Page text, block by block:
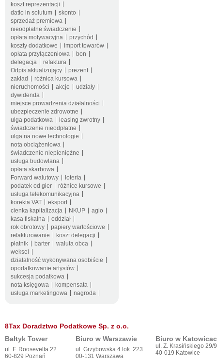
koszt reprezentacji
datio in solutum
skonto
sprzedaż premiowa
nieodpłatne świadczenie
opłata motywacyjna
przychód
koszty dodatkowe
import towarów
opłata przyłączeniowa
bon
delegacja
refaktura
Odpis aktualizujący
prezent
zakład
różnica kursowa
nieruchomości
akcje
udziały
dywidenda
miejsce prowadzenia działalności
ubezpieczenie zdrowotne
ulga podatkowa
leasing zwrotny
świadczenie nieodpłatne
ulga na nowe technologie
nota obciążeniowa
świadczenie niepieniężne
usługa budowlana
opłata skarbowa
Forward walutowy
loteria
podatek od gier
różnice kursowe
usługa telekomunikacyjna
korekta VAT
eksport
cienka kapitalizacja
NKUP
agio
kasa fiskalna
oddział
rok obrotowy
papiery wartościowe
refakturowanie
koszt delegacji
płatnik
barter
waluta obca
weksel
działalność wykonywana osobiście
opodatkowanie artystów
sukcesja podatkowa
nota księgowa
kompensata
usługa marketingowa
nagroda
8Tax Doradztwo Podatkowe Sp. z o.o.
Bałtyk Tower
Biuro w Warszawie Biuro w
ul. F. Roosevelta 22
60-829 Poznań
ul. Grzybowska 4 lok. 223
00-131 Warszawa
ul. Z. Krasińskiego 29/9
40-019 Katowice